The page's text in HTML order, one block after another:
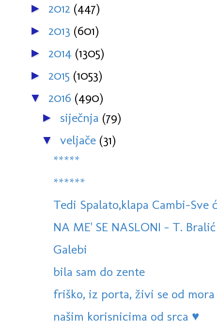
► 2012 (447)
► 2013 (601)
► 2014 (1305)
► 2015 (1053)
▼ 2016 (490)
► siječnja (79)
▼ veljače (31)
*****
******
Tedi Spalato,klapa Cambi-Sve
NA ME' SE NASLONI - T.
Galebi
bila sam do zente
friško, iz porta, živi se od mora
našim korisnicima od srca ♥